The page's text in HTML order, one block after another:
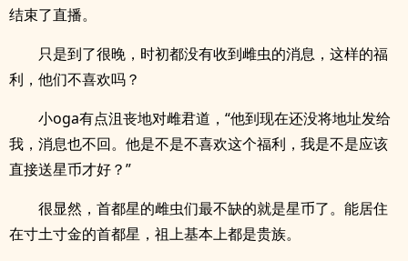
结束了直播。
只是到了很晚，时初都没有收到雌虫的消息，这样的福
利，他们不喜欢吗？
小oga有点沮丧地对雌君道，“他到现在还没将地址发给
我，消息也不回。他是不是不喜欢这个福利，我是不是应该
直接送星币才好？”
很显然，首都星的雌虫们最不缺的就是星币了。能居住
在寸土寸金的首都星，祖上基本上都是贵族。